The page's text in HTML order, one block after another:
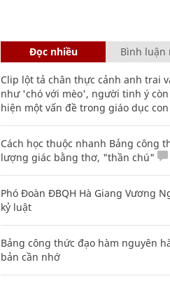
Đọc nhiều Bình luận
Clip lột tả chân thực cảnh anh trai
như 'chó với mèo', người tinh ý
hiện một vấn đề trong giáo dục con
Cách học thuộc nhanh Bảng công
lượng giác bằng thơ, "thần chú"
Phó Đoàn ĐBQH Hà Giang Vương
kỷ luật
Bảng công thức đạo hàm nguyên
bản cần nhớ